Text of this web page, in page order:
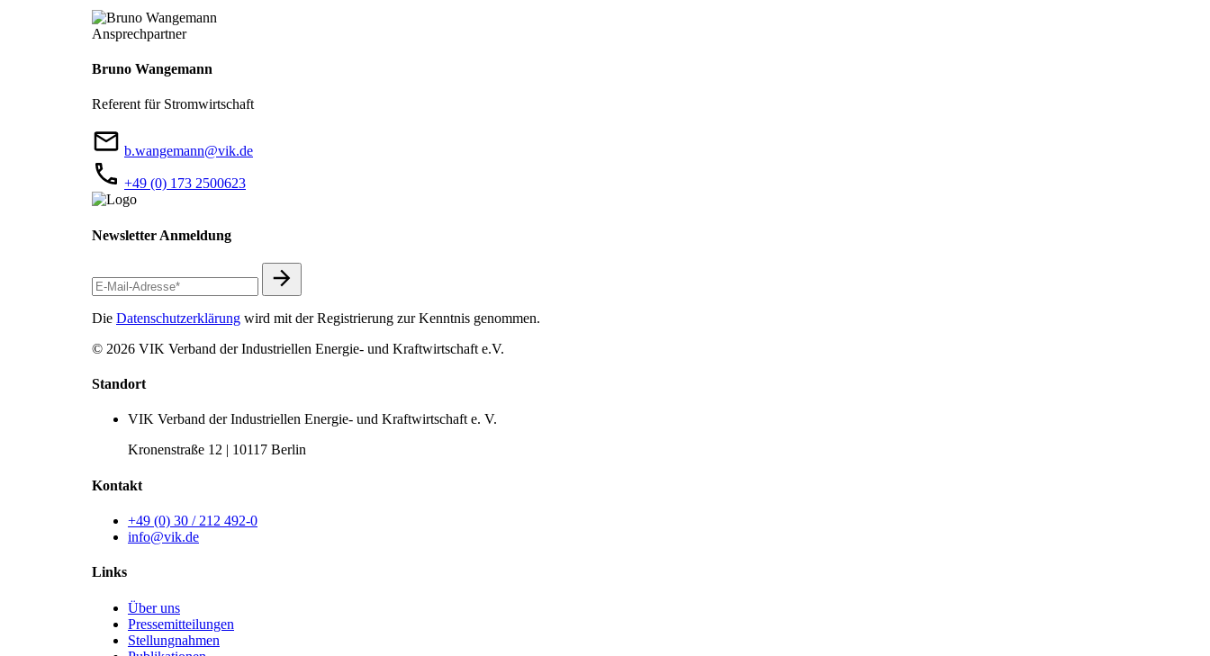
Ansprechpartner
Bruno Wangemann
Referent für Stromwirtschaft
b.wangemann@vik.de
+49 (0) 173 2500623
Newsletter Anmeldung
Die Datenschutzerklärung wird mit der Registrierung zur Kenntnis genommen.
© 2026 VIK Verband der Industriellen Energie- und Kraftwirtschaft e.V.
Standort
VIK Verband der Industriellen Energie- und Kraftwirtschaft e. V.
Kronenstraße 12 | 10117 Berlin
Kontakt
+49 (0) 30 / 212 492-0
info@vik.de
Links
Über uns
Pressemitteilungen
Stellungnahmen